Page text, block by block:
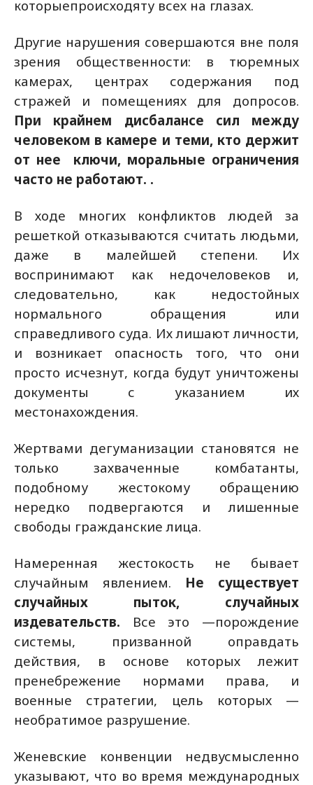
которыепроисходяту всех на глазах.
Другие нарушения совершаются вне поля
зрения общественности: в тюремных
камерах, центрах содержания под
стражей и помещениях для допросов.
При крайнем дисбалансе сил между
человеком в камере и теми, кто держит
от нее ключи, моральные ограничения
часто не работают. .
В ходе многих конфликтов людей за
решеткой отказываются считать людьми,
даже в малейшей степени. Их
воспринимают как недочеловеков и,
следовательно, как недостойных
нормального обращения или
справедливого суда. Их лишают личности,
и возникает опасность того, что они
просто исчезнут, когда будут уничтожены
документы с указанием их
местонахождения.
Жертвами дегуманизации становятся не
только захваченные комбатанты,
подобному жестокому обращению
нередко подвергаются и лишенные
свободы гражданские лица.
Намеренная жестокость не бывает
случайным явлением.
Не существует
случайных пыток, случайных
издевательств. Все это —порождение
системы, призванной оправдать
действия, в основе которых лежит
пренебрежение нормами права, и
военные стратегии, цель которых —
необратимое разрушение.
Женевские конвенции недвусмысленно
указывают, что во время международных